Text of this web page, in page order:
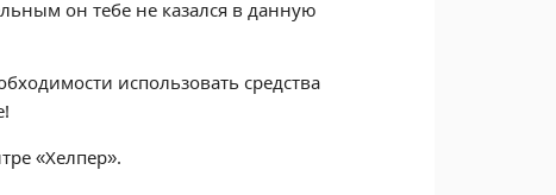
он тебе не казался в данную
использовать средства
«Хелпер».